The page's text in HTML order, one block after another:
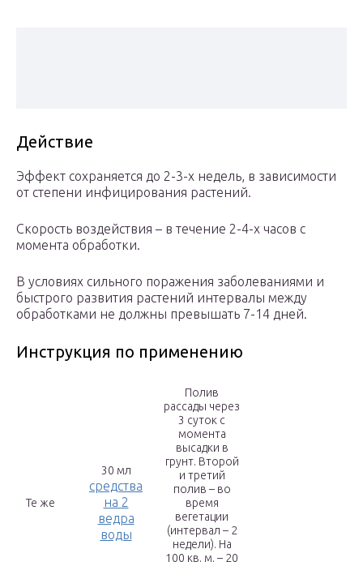
Действие
Эффект сохраняется до 2-3-х недель, в зависимости
от степени инфицирования растений.
Скорость воздействия – в течение 2-4-х часов с
момента обработки.
В условиях сильного поражения заболеваниями и
быстрого развития растений интервалы между
обработками не должны превышать 7-14 дней.
Инструкция по применению
Те же
30 мл
средства
на 2
ведра
воды
Полив
рассады через
3 суток с
момента
высадки в
грунт. Второй
и третий
полив – во
время
вегетации
(интервал – 2
недели). На
100 кв. м. – 20